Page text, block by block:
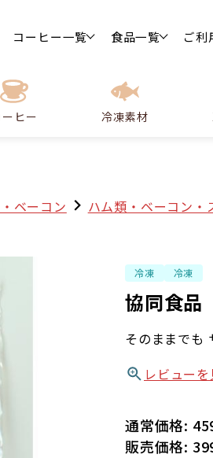
コーヒー一覧 食品一覧 ご利
ヒー 冷凍素材
ベーコン ハム類・ベーコン・
協同食品
そのままでも
レビュー
通常価格:
販売価格:
冷凍 冷凍